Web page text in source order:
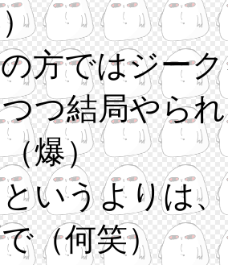
方ではジー
つ結局やら
爆）
いうよりは
（何笑）